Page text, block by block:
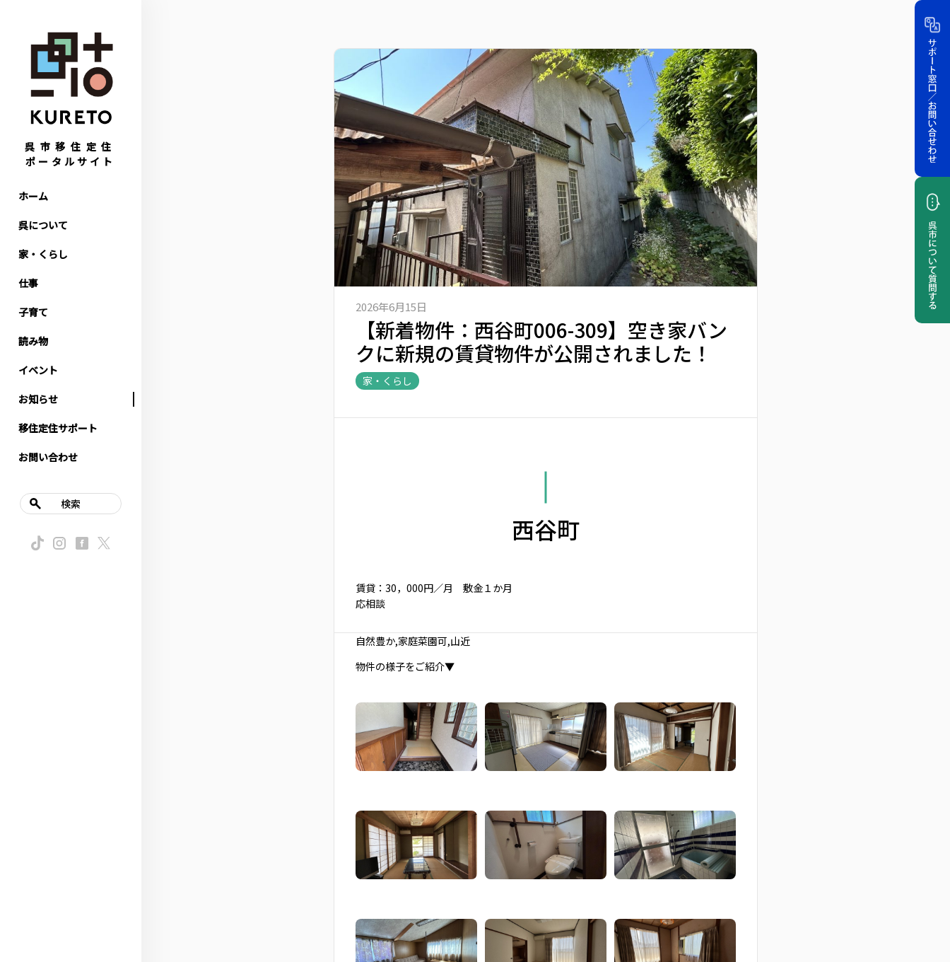
呉市移住定住
ポータルサイト
ホーム
呉について
家・くらし
仕事
子育て
読み物
イベント
お知らせ
移住定住サポート
お問い合わせ
検索
2026年6月15日
【新着物件：西谷町006-309】空き家バン
クに新規の賃貸物件が公開されました！
家・くらし
西谷町
賃貸：30，000円／月 敷金１か月
応相談
自然豊か,家庭菜園可,山近
物件の様子をご紹介▼